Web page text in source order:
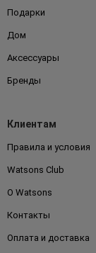
Подарки
Дом
Аксессуары
Бренды
Клиентам
Правила и условия
Watsons Club
О Watsons
Контакты
Оплата и доставка